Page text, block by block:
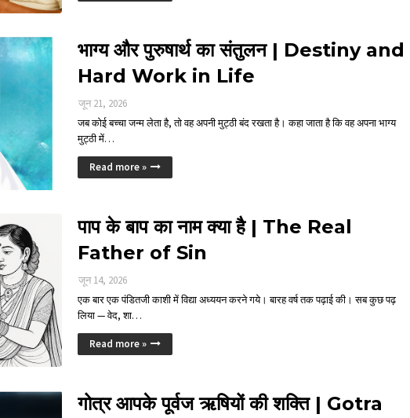
भाग्य और पुरुषार्थ का संतुलन | Destiny and
Hard Work in Life
जून 21, 2026
जब कोई बच्चा जन्म लेता है, तो वह अपनी मुट्ठी बंद रखता है। कहा जाता है कि वह अपना भाग्य
मुट्ठी में…
Read more »
पाप के बाप का नाम क्या है | The Real
Father of Sin
जून 14, 2026
एक बार एक पंडितजी काशी में विद्या अध्ययन करने गये। बारह वर्ष तक पढ़ाई की। सब कुछ पढ़
लिया — वेद, शा…
Read more »
गोत्र आपके पूर्वज ऋषियों की शक्ति | Gotra